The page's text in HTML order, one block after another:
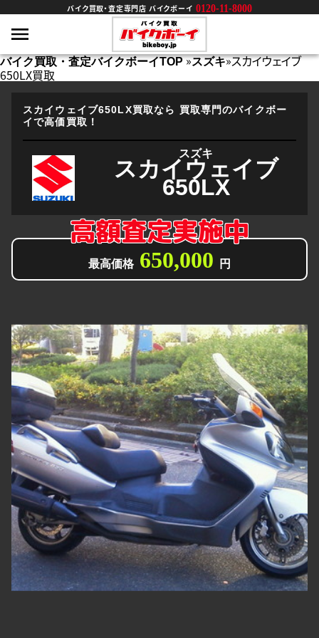
バイク買取・査定専門店 バイクボーイ 0120-11-8000
バイク買取・査定バイクボーイTOP»スズキ»スカイウェイブ
650LX買取
スカイウェイブ650LX買取なら 買取専門のバイクボー
イで高価買取！
スズキ
スカイウェイブ
650LX
高額査定実施中
最高価格 650,000 円